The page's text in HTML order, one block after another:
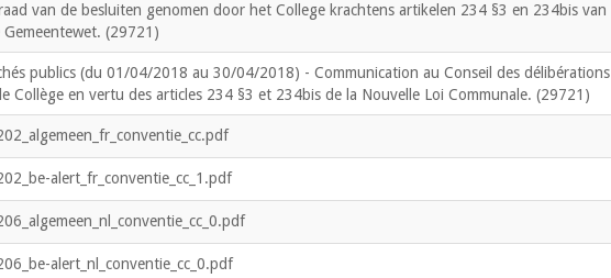
van de besluiten genomen door het College krachtens artikelen 234 §3 en 234bis van
Gemeentewet. (29721)
publics (du 01/04/2018 au 30/04/2018) - Communication au Conseil des délibérations
Collège en vertu des articles 234 §3 et 234bis de la Nouvelle Loi Communale. (29721)
alert_fr_conventie_cc_1.pdf
alert_nl_conventie_cc_0.pdf